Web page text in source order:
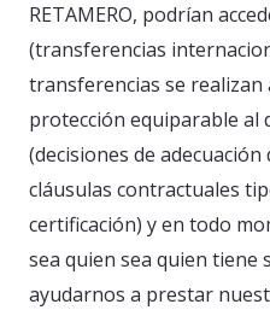
RETAMERO, podrían
(transferencias
transferencias se realizan
protección equiparable al
(decisiones de
cláusulas contractuales
certificación) y en todo
sea quien sea quien tiene
ayudarnos a prestar